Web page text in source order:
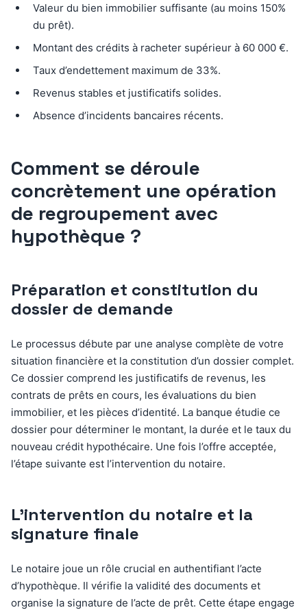
Valeur du bien immobilier suffisante (au moins 150%
du prêt).
Montant des crédits à racheter supérieur à 60 000 €.
Taux d’endettement maximum de 33%.
Revenus stables et justificatifs solides.
Absence d’incidents bancaires récents.
Comment se déroule
concrètement une opération
de regroupement avec
hypothèque ?
Préparation et constitution du
dossier de demande
Le processus débute par une analyse complète de votre
situation financière et la constitution d’un dossier complet.
Ce dossier comprend les justificatifs de revenus, les
contrats de prêts en cours, les évaluations du bien
immobilier, et les pièces d’identité. La banque étudie ce
dossier pour déterminer le montant, la durée et le taux du
nouveau crédit hypothécaire. Une fois l’offre acceptée,
l’étape suivante est l’intervention du notaire.
L’intervention du notaire et la
signature finale
Le notaire joue un rôle crucial en authentifiant l’acte
d’hypothèque. Il vérifie la validité des documents et
organise la signature de l’acte de prêt. Cette étape engage